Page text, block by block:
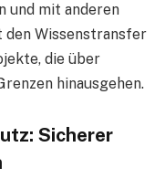
und mit anderen
den Wissenstransfer
die über
hinausgehen.
Sicherer